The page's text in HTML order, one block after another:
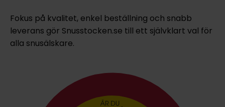
Fokus på kvalitet, enkel beställning och snabb
leverans gör Snusstocken.se till ett självklart val för
alla snusälskare.